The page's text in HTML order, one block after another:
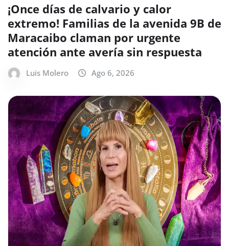
¡Once días de calvario y calor
extremo! Familias de la avenida 9B de
Maracaibo claman por urgente
atención ante avería sin respuesta
Luis Molero Ago 6, 2026